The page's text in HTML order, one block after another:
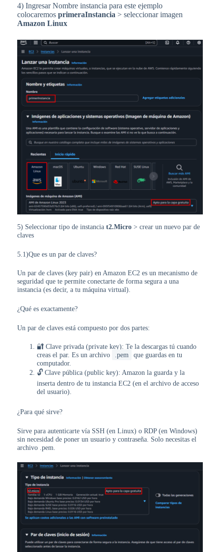
4) Ingresar Nombre instancia para este ejemplo
colocaremos primeraInstancia > seleccionar imagen
Amazon Linux
5) Seleccionar tipo de instancia t2.Micro> crear un nuevo par de
claves
5.1)Que es un par de claves?
Un par de claves (key pair) en Amazon EC2 es un mecanismo de
seguridad que te permite conectarte de forma segura a una
instancia (es decir, a tu máquina virtual).
¿Qué es exactamente?
Un par de claves está compuesto por dos partes:
🔐 Clave privada (private key): Te la descargas tú cuando
creas el par. Es un archivo
.pem
que guardas en tu
computador.
🔓 Clave pública (public key): Amazon la guarda y la
inserta dentro de tu instancia EC2 (en el archivo de acceso
del usuario).
¿Para qué sirve?
Sirve para autenticarte vía SSH (en Linux) o RDP (en Windows)
sin necesidad de poner un usuario y contraseña. Solo necesitas el
archivo .pem.